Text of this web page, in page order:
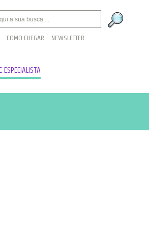
COMO CHEGAR NEWSLETTER
ESPECIALISTA